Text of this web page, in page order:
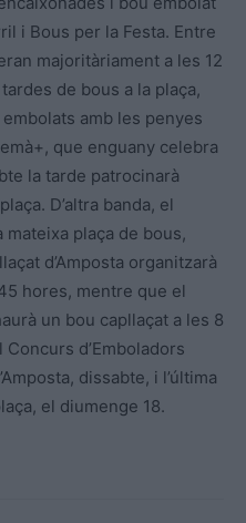
i Bous per la Festa. Entre
majoritàriament a les 12
de bous a la plaça,
amb les penyes
que enguany celebra
la tarde patrocinarà
D’altra banda, el
plaça de bous,
d’Amposta organitzarà
hores, mentre que el
un bou capllaçat a les 8
d’Emboladors
dissabte, i l’última
el diumenge 18.